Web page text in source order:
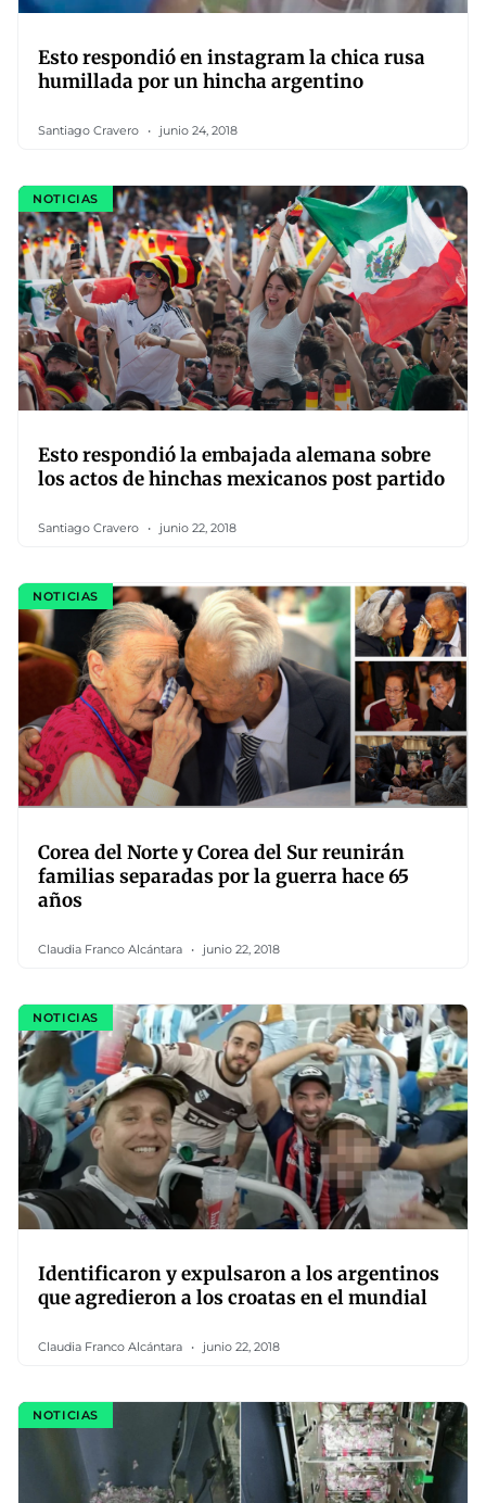
Esto respondió en instagram la chica rusa
humillada por un hincha argentino
Santiago Cravero junio 24, 2018
NOTICIAS
Esto respondió la embajada alemana sobre
los actos de hinchas mexicanos post partido
Santiago Cravero junio 22, 2018
NOTICIAS
Corea del Norte y Corea del Sur reunirán
familias separadas por la guerra hace 65
años
Claudia Franco Alcántara junio 22, 2018
NOTICIAS
Identificaron y expulsaron a los argentinos
que agredieron a los croatas en el mundial
Claudia Franco Alcántara junio 22, 2018
NOTICIAS